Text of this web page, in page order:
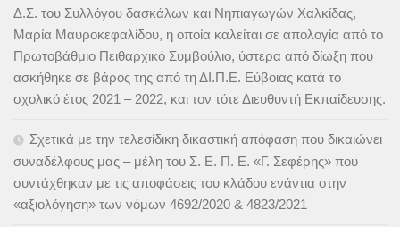
Δ.Σ. του Συλλόγου δασκάλων και Νηπιαγωγών Χαλκίδας,
Μαρία Μαυροκεφαλίδου, η οποία καλείται σε απολογία από το
Πρωτοβάθμιο Πειθαρχικό Συμβούλιο, ύστερα από δίωξη που
ασκήθηκε σε βάρος της από τη ΔΙ.Π.Ε. Εύβοιας κατά το
σχολικό έτος 2021 – 2022, και τον τότε Διευθυντή Εκπαίδευσης.
Σχετικά με την τελεσίδικη δικαστική απόφαση που δικαιώνει
συναδέλφους μας – μέλη του Σ. Ε. Π. Ε. «Γ. Σεφέρης» που
συντάχθηκαν με τις αποφάσεις του κλάδου ενάντια στην
«αξιολόγηση» των νόμων 4692/2020 & 4823/2021